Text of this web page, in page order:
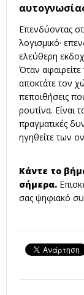
Επενδύοντας
λογισμικό·
ελεύθερη
Όταν
αποκτάτε τον
πεποιθήσεις
ρουτίνα. Είναι
πραγματικές
ηγηθείτε των
Κάντε το
σήμερα.
σας ψηφιακό